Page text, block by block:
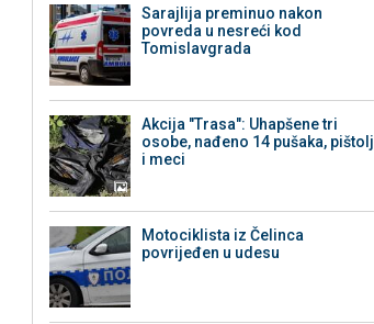
Sarajlija preminuo nakon
povreda u nesreći kod
Tomislavgrada
Akcija "Trasa": Uhapšene tri
osobe, nađeno 14 pušaka, pištolj
i meci
Motociklista iz Čelinca
povrijeđen u udesu